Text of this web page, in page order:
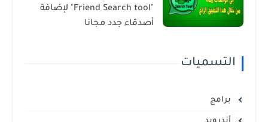
"Friend Search tool" لإضافة
أصدقاء جدد مجانا
التسميات
برامج